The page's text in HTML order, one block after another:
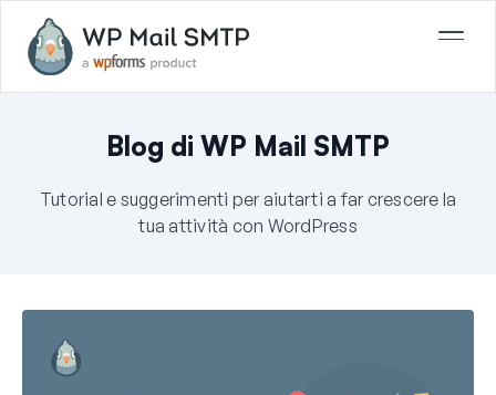
Blog di WP Mail SMTP
Tutorial e suggerimenti per aiutarti a far crescere la
tua attività con WordPress